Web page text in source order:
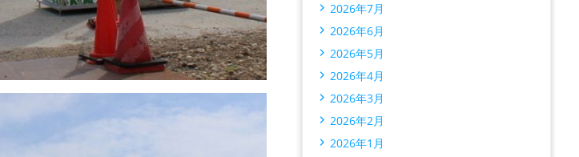
2026年7月
2026年6月
2026年5月
2026年4月
2026年3月
2026年2月
2026年1月